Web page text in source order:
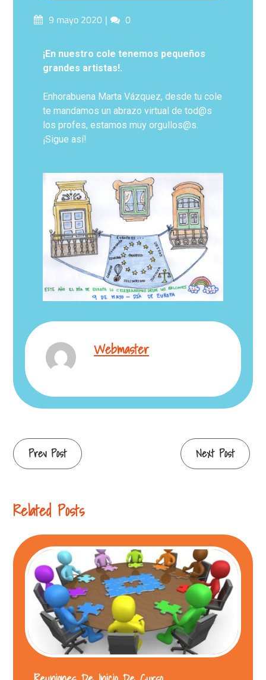
9 mayo 2020 0
¡En nuestro cole tenemos pequeños
grandes artistas!.
Enhorabuena Marta Vázquez, desde tu cole
te mandamos un abrazo virtual de tod@s
los profes, estamos muy orgullos@s.
¡Sigue así!
Webmaster
Prev Post Next Post
Related Posts